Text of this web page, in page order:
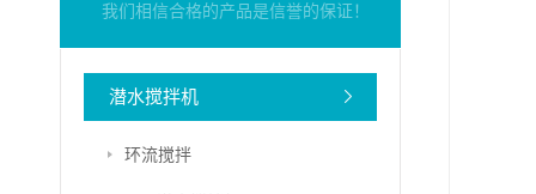
我们相信合格的产品是信誉的保证！
潜水搅拌机
环流搅拌